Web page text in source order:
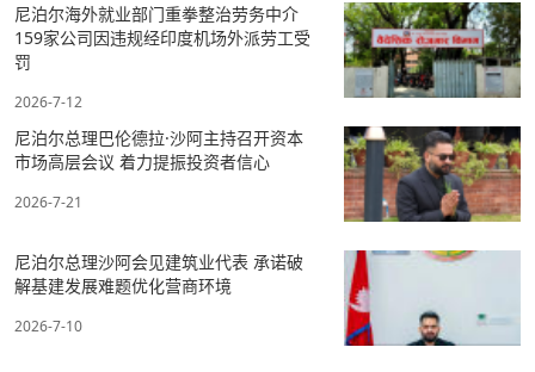
尼泊尔海外就业部门重拳整治劳务中介
159家公司因违规经印度机场外派劳工受
罚
2026-7-12
尼泊尔总理巴伦德拉·沙阿主持召开资本
市场高层会议 着力提振投资者信心
2026-7-21
尼泊尔总理沙阿会见建筑业代表 承诺破
解基建发展难题优化营商环境
2026-7-10